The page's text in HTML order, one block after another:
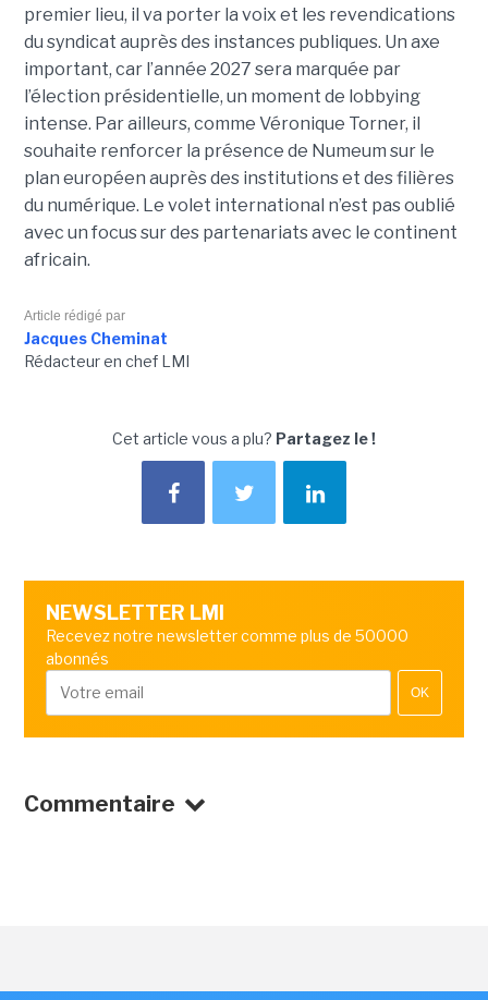
premier lieu, il va porter la voix et les revendications
du syndicat auprès des instances publiques. Un axe
important, car l’année 2027 sera marquée par
l’élection présidentielle, un moment de lobbying
intense. Par ailleurs, comme Véronique Torner, il
souhaite renforcer la présence de Numeum sur le
plan européen auprès des institutions et des filières
du numérique. Le volet international n’est pas oublié
avec un focus sur des partenariats avec le continent
africain.
Article rédigé par
Jacques Cheminat
Rédacteur en chef LMI
Cet article vous a plu? Partagez le !
NEWSLETTER LMI
Recevez notre newsletter comme plus de 50000
abonnés
OK
Commentaire